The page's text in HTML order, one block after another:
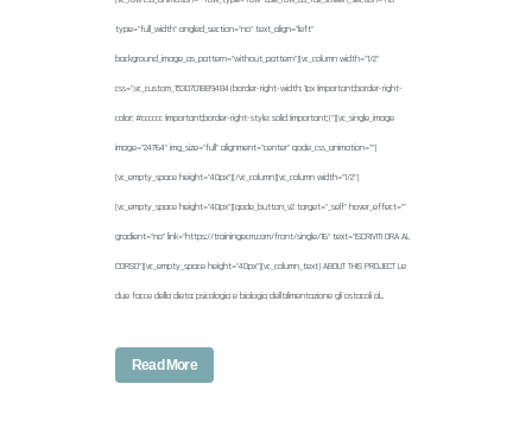
type="full_width" angled_section="no" text_align="left"
background_image_as_pattern="without_pattern"][vc_column width="1/2"
css=".vc_custom_1530701889484{border-right-width: 1px !important;border-right-
color: #cccccc !important;border-right-style: solid !important;}"][vc_single_image
image="24764" img_size="full" alignment="center" qode_css_animation=""]
[vc_empty_space height="40px"][/vc_column][vc_column width="1/2"]
[vc_empty_space height="40px"][qode_button_v2 target="_self" hover_effect=""
gradient="no" link="https://trainingecm.com/front/single/16" text="ISCRIVITI ORA AL
CORSO"][vc_empty_space height="40px"][vc_column_text] ABOUT THIS PROJECT Le
due facce della dieta: psicologia e biologia dell’alimentazione gli ostacoli al...
Read More